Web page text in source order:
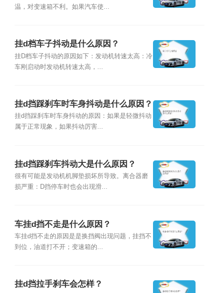
温，对变速箱不利。如果汽车使...
挂d档车子抖动是什么原因？
挂D档车子抖动的原因如下：发动机转速太高：冷
车刚启动时发动机转速太高，...
挂d挡踩刹车时车身抖动是什么原因？
挂d挡踩刹车时车身抖动的原因：如果是轻微抖动
属于正常现象，如果抖动厉害...
挂d挡踩刹车抖动大是什么原因？
很有可能是发动机机脚垫损坏所导致。离合器磨
损严重：D挡停车时也会出现滑...
车挂d挡不走是什么原因？
车挂d挡不走的原因是是换挡阀出现问题，挂挡不
到位，油道打不开；变速箱的...
挂d挡拉手刹车会怎样？